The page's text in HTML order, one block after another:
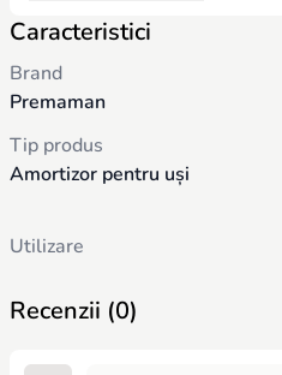
Caracteristici
Brand
Premaman
Tip produs
Amortizor pentru uși
Utilizare
Recenzii (0)